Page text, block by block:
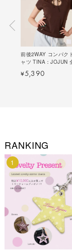
前後2WAY コンパク
ャツ TINA：JOJUN
¥5,390
RANKING
1